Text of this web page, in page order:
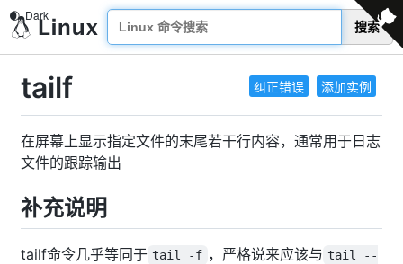
搜索
纠正错误 添加实例
tailf
在屏幕上显示指定文件的末尾若干行内容，通常用于日志
文件的跟踪输出
补充说明
tailf命令几乎等同于 tail -f ，严格说来应该与 tail --